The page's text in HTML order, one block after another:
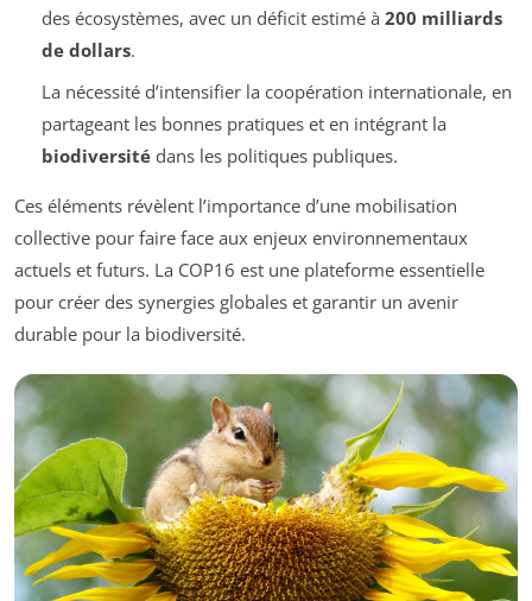
des écosystèmes, avec un déficit estimé à 200 milliards
de dollars.
La nécessité d’intensifier la coopération internationale, en
partageant les bonnes pratiques et en intégrant la
biodiversitédans les politiques publiques.
Ces éléments révèlent l’importance d’une mobilisation
collective pour faire face aux enjeux environnementaux
actuels et futurs. La COP16 est une plateforme essentielle
pour créer des synergies globales et garantir un avenir
durable pour la biodiversité.